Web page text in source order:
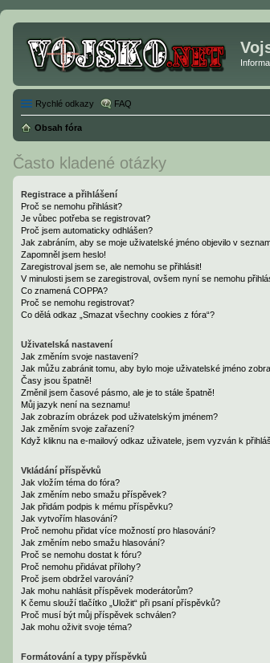
Rychlé odkazy FAQ
Obsah fóra
Často kladené otázky
Registrace a přihlášení
Proč se nemohu přihlásit?
Je vůbec potřeba se registrovat?
Proč jsem automaticky odhlášen?
Jak zabráním, aby se moje uživatelské jméno objevilo v
Zapomněl jsem heslo!
Zaregistroval jsem se, ale nemohu se přihlásit!
V minulosti jsem se zaregistroval, ovšem nyní se nemohu
Co znamená COPPA?
Proč se nemohu registrovat?
Co dělá odkaz „Smazat všechny cookies z fóra“?
Uživatelská nastavení
Jak změním svoje nastavení?
Jak můžu zabránit tomu, aby bylo moje uživatelské jméno
Časy jsou špatně!
Změnil jsem časové pásmo, ale je to stále špatně!
Můj jazyk není na seznamu!
Jak zobrazím obrázek pod uživatelským jménem?
Jak změním svoje zařazení?
Když kliknu na e-mailový odkaz uživatele, jsem vyzván k
Vkládání příspěvků
Jak vložím téma do fóra?
Jak změním nebo smažu příspěvek?
Jak přidám podpis k mému příspěvku?
Jak vytvořím hlasování?
Proč nemohu přidat více možností pro hlasování?
Jak změním nebo smažu hlasování?
Proč se nemohu dostat k fóru?
Proč nemohu přidávat přílohy?
Proč jsem obdržel varování?
Jak mohu nahlásit příspěvek moderátorům?
K čemu slouží tlačítko „Uložit“ při psaní příspěvků?
Proč musí být můj příspěvek schválen?
Jak mohu oživit svoje téma?
Formátování a typy příspěvků